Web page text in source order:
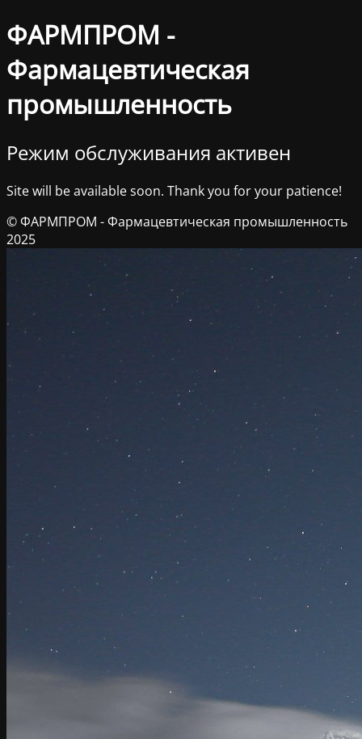
ФАРМПРОМ -
Фармацевтическая
промышленность
Режим обслуживания активен
Site will be available soon. Thank you for your patience!
© ФАРМПРОМ - Фармацевтическая промышленность
2025